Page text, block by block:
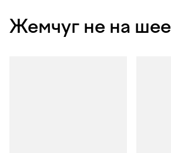
Жемчуг не на шее